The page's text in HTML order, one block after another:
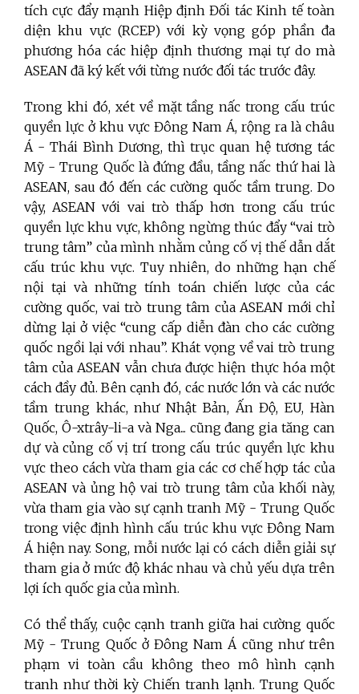
tích cực đẩy mạnh Hiệp định Đối tác Kinh tế toàn
diện khu vực (RCEP) với kỳ vọng góp phần đa
phương hóa các hiệp định thương mại tự do mà
ASEAN đã ký kết với từng nước đối tác trước đây.
Trong khi đó, xét về mặt tầng nấc trong cấu trúc
quyền lực ở khu vực Đông Nam Á, rộng ra là châu
Á - Thái Bình Dương, thì trục quan hệ tương tác
Mỹ - Trung Quốc là đứng đầu, tầng nấc thứ hai là
ASEAN, sau đó đến các cường quốc tầm trung. Do
vậy, ASEAN với vai trò thấp hơn trong cấu trúc
quyền lực khu vực, không ngừng thúc đẩy “vai trò
trung tâm” của mình nhằm củng cố vị thế dẫn dắt
cấu trúc khu vực. Tuy nhiên, do những hạn chế
nội tại và những tính toán chiến lược của các
cường quốc, vai trò trung tâm của ASEAN mới chỉ
dừng lại ở việc “cung cấp diễn đàn cho các cường
quốc ngồi lại với nhau”. Khát vọng về vai trò trung
tâm của ASEAN vẫn chưa được hiện thực hóa một
cách đầy đủ. Bên cạnh đó, các nước lớn và các nước
tầm trung khác, như Nhật Bản, Ấn Độ, EU, Hàn
Quốc, Ô-xtrây-li-a và Nga... cũng đang gia tăng can
dự và củng cố vị trí trong cấu trúc quyền lực khu
vực theo cách vừa tham gia các cơ chế hợp tác của
ASEAN và ủng hộ vai trò trung tâm của khối này,
vừa tham gia vào sự cạnh tranh Mỹ - Trung Quốc
trong việc định hình cấu trúc khu vực Đông Nam
Á hiện nay. Song, mỗi nước lại có cách diễn giải sự
tham gia ở mức độ khác nhau và chủ yếu dựa trên
lợi ích quốc gia của mình.
Có thể thấy, cuộc cạnh tranh giữa hai cường quốc
Mỹ - Trung Quốc ở Đông Nam Á cũng như trên
phạm vi toàn cầu không theo mô hình cạnh
tranh như thời kỳ Chiến tranh lạnh. Trung Quốc